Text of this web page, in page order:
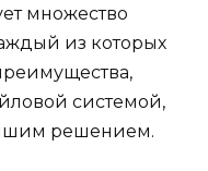
множество
из которых
системой,
решением.